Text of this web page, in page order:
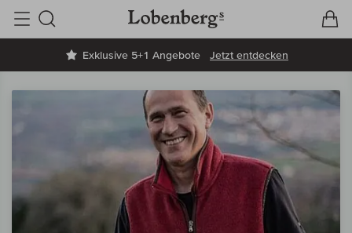
Exklusive 5+1 Angebote Jetzt entdecken
Suche